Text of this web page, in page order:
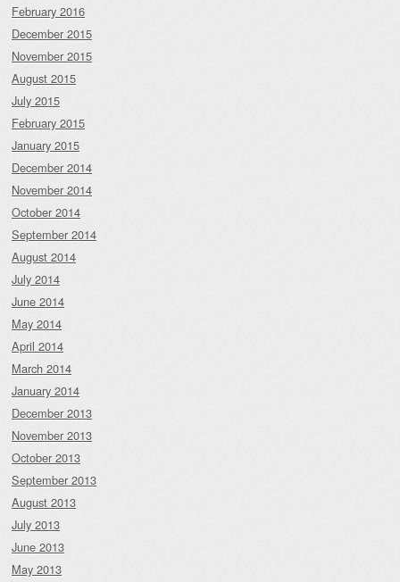
February 2016
December 2015
November 2015
August 2015
July 2015
February 2015
January 2015
December 2014
November 2014
October 2014
September 2014
August 2014
July 2014
June 2014
May 2014
April 2014
March 2014
January 2014
December 2013
November 2013
October 2013
September 2013
August 2013
July 2013
June 2013
May 2013